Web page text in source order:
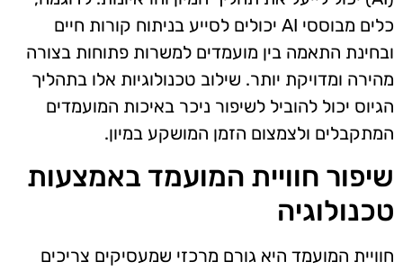
כלים מבוססי AI יכולים לסייע בניתוח קורות חיים
ובחינת התאמה בין מועמדים למשרות פתוחות בצורה
מהירה ומדויקת יותר. שילוב טכנולוגיות אלו בתהליך
הגיוס יכול להוביל לשיפור ניכר באיכות המועמדים
המתקבלים ולצמצום הזמן המושקע במיון.
שיפור חוויית המועמד באמצעות
טכנולוגיה
חוויית המועמד היא גורם מרכזי שמעסיקים צריכים